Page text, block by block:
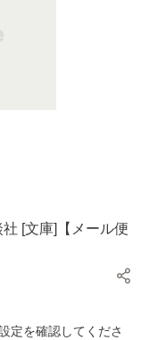
社 [文庫]【メール便
定を確認してくださ